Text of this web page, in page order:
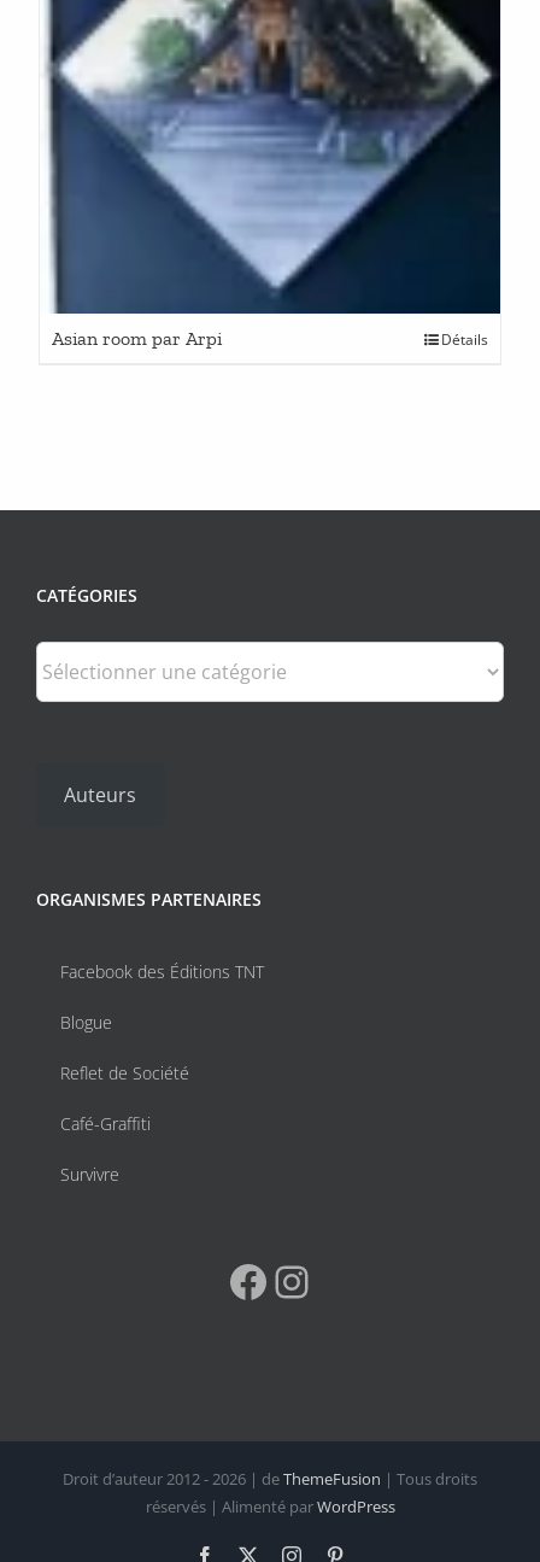
Asian room par Arpi Détails
CATÉGORIES
Catégories
Auteurs
ORGANISMES PARTENAIRES
Facebook des Éditions TNT
Blogue
Reflet de Société
Café-Graffiti
Survivre
Facebook
Droit d’auteur 2012 - 2026 | deThemeFusion | Tous droits
réservés | Alimenté parWordPress
Facebook Instagram